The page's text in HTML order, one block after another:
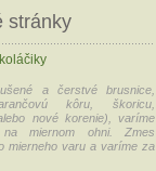
stránky
a čerstvé brusnice,
kôru, škoricu,
nové korenie), varíme
miernom ohni. Zmes
mierneho varu a varíme za